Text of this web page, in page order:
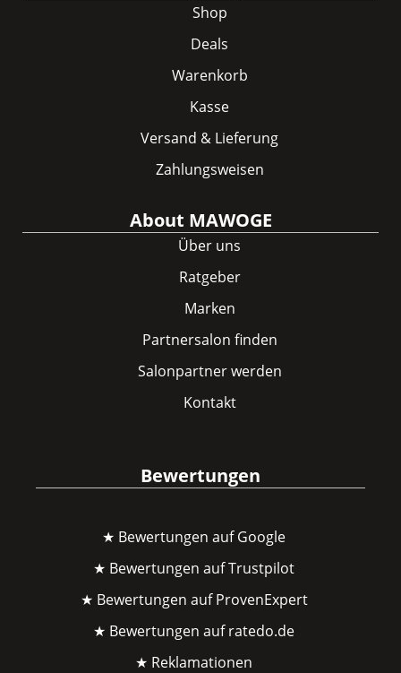
Shop
Deals
Warenkorb
Kasse
Versand & Lieferung
Zahlungsweisen
About MAWOGE
Über uns
Ratgeber
Marken
Partnersalon finden
Salonpartner werden
Kontakt
Bewertungen
★ Bewertungen auf Google
★ Bewertungen auf Trustpilot
★ Bewertungen auf ProvenExpert
★ Bewertungen auf ratedo.de
★ Reklamationen